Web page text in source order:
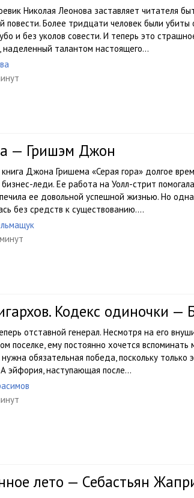
Николая Леонова заставляет читателя
повести. Более тридцати человек были
и без уколов совести. И теперь это
наделенный талантом настоящего...
— Гришэм Джон
книга Джона Гришема «Серая гора» долгое
леди. Ее работа на Уолл-стрит
ее довольной успешной жизнью. Но
без средств к существованию....
Кодекс одиночки —
отставной генерал. Несмотря на его
поселке, ему постоянно хочется
обязательная победа, поскольку только
эйфория, наступающая после...
лето — Себастьян